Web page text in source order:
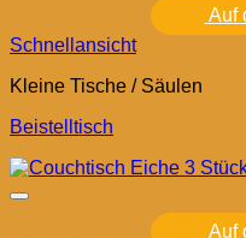
Auf
Schnellansicht
Kleine Tische / Säulen
Beistelltisch
Auf